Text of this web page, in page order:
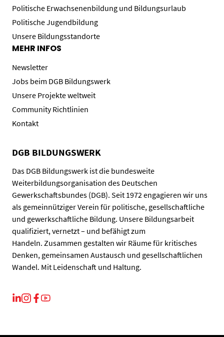
DGB BILDUNGSWERK
Das DGB Bildungswerk ist die bundesweite
Weiterbildungsorganisation des Deutschen
Gewerkschaftsbundes (DGB). Seit 1972 engagieren wir uns
als gemeinnütziger Verein für politische, gesellschaftliche
und gewerkschaftliche Bildung. Unsere Bildungsarbeit
qualifiziert, vernetzt – und befähigt zum
Handeln. Zusammen gestalten wir Räume für kritisches
Denken, gemeinsamen Austausch und gesellschaftlichen
Wandel. Mit Leidenschaft und Haltung.
Politische Erwachsenenbildung und Bildungsurlaub
Politische Jugendbildung
Unsere Bildungsstandorte
MEHR INFOS
Newsletter
Jobs beim DGB Bildungswerk
Unsere Projekte weltweit
Community Richtlinien
Kontakt